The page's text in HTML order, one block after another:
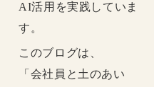
AI活用を実践していま
す。
このブログは、
「会社員と土のあい